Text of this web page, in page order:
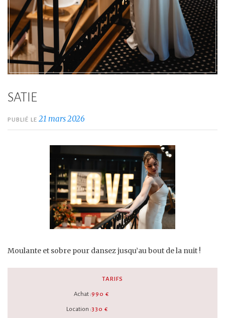
SATIE
PUBLIÉ LE 21 mars 2026
Moulante et sobre pour dansez jusqu’au bout de la nuit !
TARIFS
Achat :
Location :
990 €
330 €